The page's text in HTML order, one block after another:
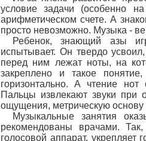
условие задачи (особенно
арифметическом счете. А
просто невозможно. Музыка -
Ребенок, знающий азы
испытывает. Он твердо
перед ним лежат ноты, на
закреплено и такое
горизонтально. А чтение нот
Пальцы извлекают звуки при
ощущения, метрическую основу
Музыкальные занятия
рекомендованы врачами.
голосовой аппарат, укрепляет